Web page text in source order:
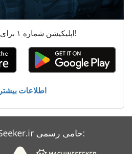
اپلیکیشن شماره ۱ برای ماشین‌آلات دست دوم!
اطلاعات بیشتر
Machine-Seeker.ir حامی رسمی: